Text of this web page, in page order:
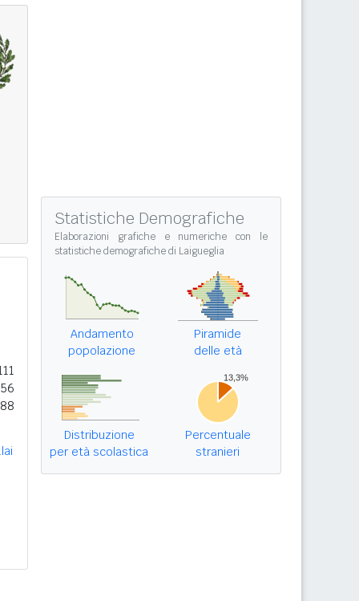
Statistiche Demografiche
Elaborazioni grafiche e numeriche con le
statistiche demografiche di Laigueglia
Andamento
popolazione
Piramide
delle età
Distribuzione
per età scolastica
Percentuale
stranieri